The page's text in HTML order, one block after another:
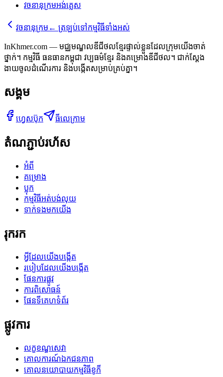
វចនានុក្រមអង់គ្លេស
វចនានុក្រម ← ត្រឡប់ទៅកម្មវិធីទាំងអស់
InKhmer.com — មជ្ឈមណ្ឌលឌីជីថលខ្មែរផ្ទាល់ខ្លួនដែលក្រុមយើងចាត់
ថ្នាក់។ កម្មវិធី ធនធានកម្ពុជា វប្បធម៌ខ្មែរ និងគម្រោងឌីជីថល។ ជាក់ស្តែង
ងាយចូលដំណើរការ និងបង្កើតសម្រាប់គ្រប់គ្នា។
សង្គម
ហ្វេសប៊ុក ធីលេក្រាម
តំណភ្ជាប់រហ័ស
អំពី
គម្រោង
ប្លុក
កម្មវិធីអត់បង់លុយ
ទាក់ទងមកយើង
រុករក
អ្វីដែលយើងបង្កើត
របៀបដែលយើងបង្កើត
ផែនការផ្លូវ
ការពិសោធន៍
ផែនទីគេហទំព័រ
ផ្លូវការ
លក្ខខណ្ឌសេវា
គោលការណ៍ឯកជនភាព
គោលនយោបាយកម្មវិធីខូកី